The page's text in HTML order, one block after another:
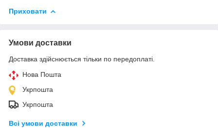
Приховати
Умови доставки
Доставка здійснюється тільки по передоплаті.
Нова Пошта
Укрпошта
Укрпошта
Всі умови доставки